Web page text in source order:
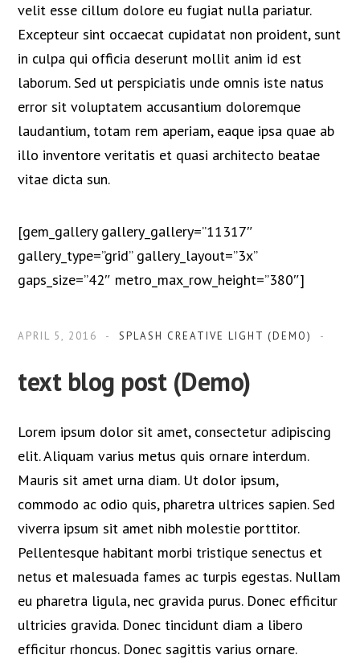
velit esse cillum dolore eu fugiat nulla pariatur.
Excepteur sint occaecat cupidatat non proident, sunt
in culpa qui officia deserunt mollit anim id est
laborum. Sed ut perspiciatis unde omnis iste natus
error sit voluptatem accusantium doloremque
laudantium, totam rem aperiam, eaque ipsa quae ab
illo inventore veritatis et quasi architecto beatae
vitae dicta sun.
[gem_gallery gallery_gallery=”11317″
gallery_type=”grid” gallery_layout=”3x”
gaps_size=”42″ metro_max_row_height=”380″]
APRIL 5, 2016 SPLASH CREATIVE LIGHT (DEMO)
text blog post (Demo)
Lorem ipsum dolor sit amet, consectetur adipiscing
elit. Aliquam varius metus quis ornare interdum.
Mauris sit amet urna diam. Ut dolor ipsum,
commodo ac odio quis, pharetra ultrices sapien. Sed
viverra ipsum sit amet nibh molestie porttitor.
Pellentesque habitant morbi tristique senectus et
netus et malesuada fames ac turpis egestas. Nullam
eu pharetra ligula, nec gravida purus. Donec efficitur
ultricies gravida. Donec tincidunt diam a libero
efficitur rhoncus. Donec sagittis varius ornare.